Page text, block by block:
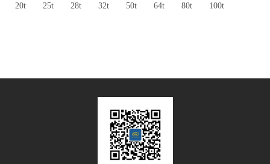
20t
25t 28t 32t 50t 64t 80t 100t